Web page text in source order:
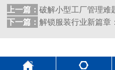
上一篇： 破解小型工厂管理难题
下一篇： 解锁服装行业新篇章：